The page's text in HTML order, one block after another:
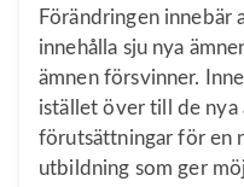
Förändringen
innehålla sju nya
ämnen försvinner.
istället över till de nya
förutsättningar för en
utbildning som ger